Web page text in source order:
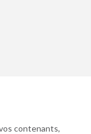
contenants,